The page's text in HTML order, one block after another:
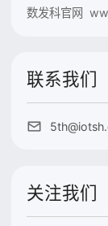
数发科官网
联系我们
关注我们